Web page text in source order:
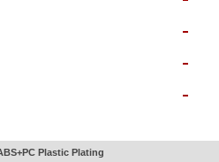
Plastic Plating